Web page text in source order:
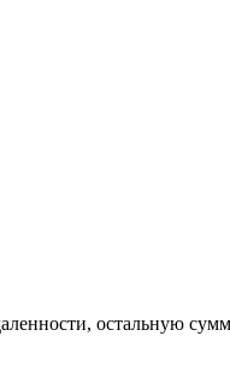
остальную